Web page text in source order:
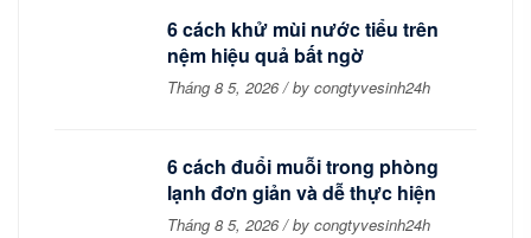
6 cách khử mùi nước tiểu trên
nệm hiệu quả bất ngờ
Tháng 8 5, 2026 / by congtyvesinh24h
6 cách đuổi muỗi trong phòng
lạnh đơn giản và dễ thực hiện
Tháng 8 5, 2026 / by congtyvesinh24h